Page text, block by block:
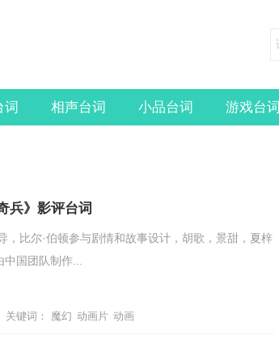
词 相声台词 小品台词 游戏台词
兵》影评台词
，比尔·伯顿参与剧情和故事设计，胡歌，景甜，夏梓
国团队制作...
关键词： 魔幻 动画片 动画